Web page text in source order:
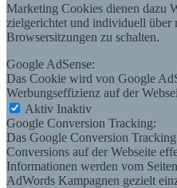
Marketing Cookies dienen dazu
zielgerichtet und individuell über
Browsersitzungen zu schalten.
Google AdSense:
Das Cookie wird von Google
Werbungseffizienz auf der
Aktiv Inaktiv
Google Conversion Tracking:
Das Google Conversion
Conversions auf der Webseite
Informationen werden vom
AdWords Kampagnen gezielt